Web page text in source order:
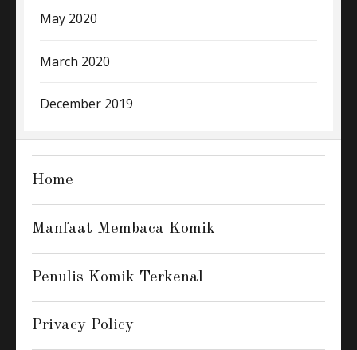
May 2020
March 2020
December 2019
Home
Manfaat Membaca Komik
Penulis Komik Terkenal
Privacy Policy